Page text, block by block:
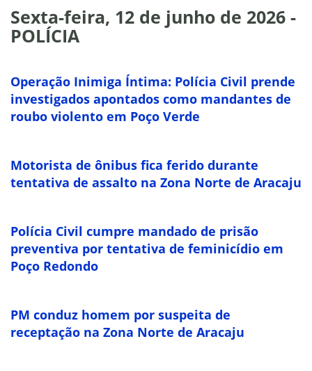
Sexta-feira, 12 de junho de 2026 -
POLÍCIA
Operação Inimiga Íntima: Polícia Civil prende
investigados apontados como mandantes de
roubo violento em Poço Verde
Motorista de ônibus fica ferido durante
tentativa de assalto na Zona Norte de Aracaju
Polícia Civil cumpre mandado de prisão
preventiva por tentativa de feminicídio em
Poço Redondo
PM conduz homem por suspeita de
receptação na Zona Norte de Aracaju